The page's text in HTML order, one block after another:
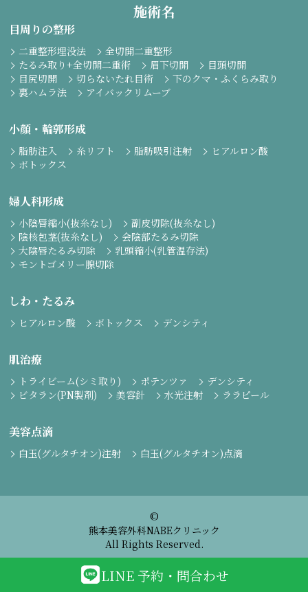
施術名
目周りの整形
二重整形埋没法
全切開二重整形
たるみ取り+全切開二重術
眉下切開
目頭切開
目尻切開
切らないたれ目術
下のクマ・ふくらみ取り
裏ハムラ法
アイバックリムーブ
小顔・輪郭形成
脂肪注入 糸リフト 脂肪吸引注射
ヒアルロン酸
ボトックス
婦人科形成
小陰唇縮小(抜糸なし)
副皮切除(抜糸なし)
陰核包茎(抜糸なし)
会陰部たるみ切除
大陰唇たるみ切除
乳頭縮小(乳管温存法)
モントゴメリー腺切除
しわ・たるみ
ヒアルロン酸 ボトックス デンシティ
肌治療
トライビーム(シミ取り) ポテンツァ
デンシティ
ビタラン(PN製剤)
美容針 水光注射 ララピール
美容点滴
白玉(グルタチオン)注射 白玉(グルタチオン)点滴
©
熊本美容外科NABEクリニック
All Rights Reserved.
LINE 予約・問合わせ